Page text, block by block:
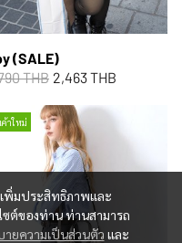
(SALE)
THB 2,463 THB
าใหม่
พิ่มประสิทธิภาพและ
ต์ของท่าน ท่านสามารถ
ายความเป็นส่วนตัว และ